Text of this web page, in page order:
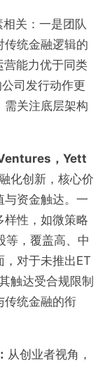
关：一是团队
传统金融逻辑的
能力优于同类
司发行动作更
需关注底层架构
，Yett
化创新，核心价
与资金触达。一
样性，如微策略
等，覆盖高、中
对于未推出ET
触达受合规限制
传统金融的衔
从创业者视角，